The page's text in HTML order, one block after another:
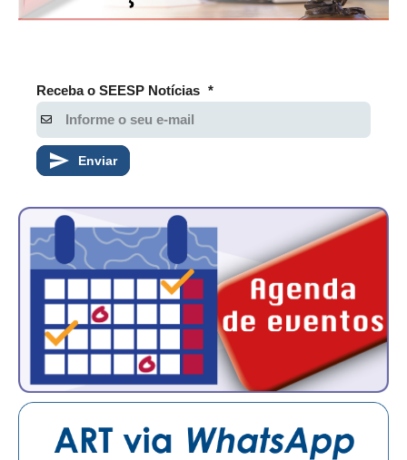
LEI 5.194/1966 – REGULAMENTAÇÃO DA PROFISSÃO
RES 1.002/2002 – CÓDIGO DE ÉTICA
HOMOLOGAÇÕES
PISO SALARIAL
OPORTUNIDADES
APRESENTAÇÃO
EMPREGO E ESTÁGIO
CARREIRA
AUTÔNOMOS E SERVIÇOS
GUIA DAS ENGENHARIAS
Receba o SEESP Notícias *
Enviar